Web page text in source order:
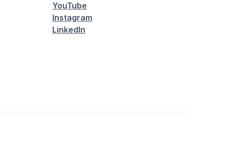
YouTube
Instagram
LinkedIn